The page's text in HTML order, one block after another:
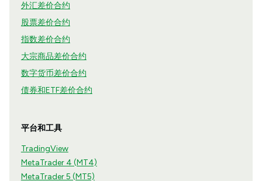
外汇差价合约
股票差价合约
指数差价合约
大宗商品差价合约
数字货币差价合约
债券和ETF差价合约
平台和工具
TradingView
MetaTrader 4 (MT4)
MetaTrader 5 (MT5)